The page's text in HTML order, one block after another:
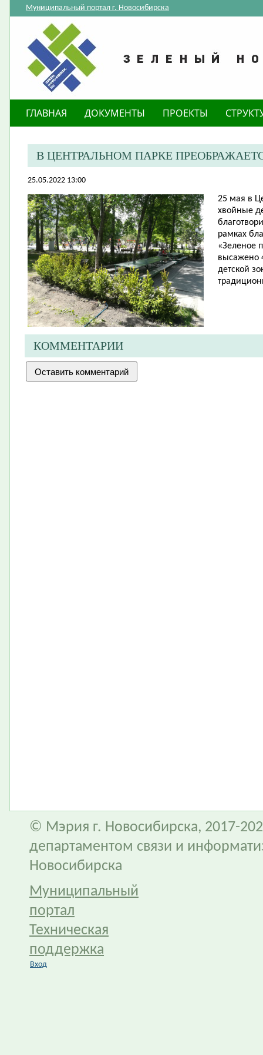
Муниципальный портал г. Новосибирска
ГЛАВНАЯ ДОКУМЕНТЫ ПРОЕКТЫ
В ЦЕНТРАЛЬНОМ ПАРКЕ
25.05.2022 13:00
25 мая в
хвойные
рамках
«Зеленое
высажено
детской
КОММЕНТАРИИ
© Мэрия г. Новосибирска, 2017-
департаментом связи и
Новосибирска
Муниципальный
портал
Техническая
поддержка
Вход